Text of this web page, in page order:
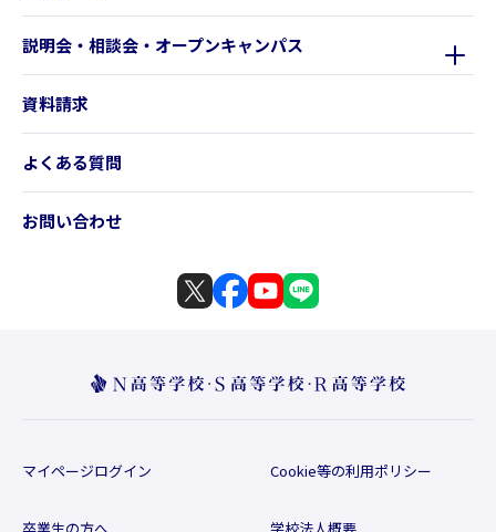
説明会・相談会・オープンキャンパス
資料請求
よくある質問
お問い合わせ
マイページログイン Cookie等の利用ポリシー